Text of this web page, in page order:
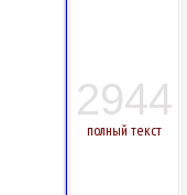
2944
полный текст